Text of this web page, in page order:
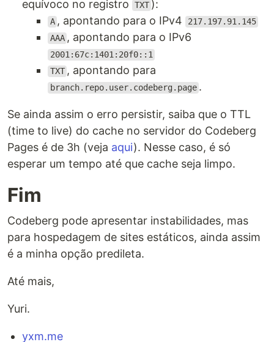
equívoco no registro
TXT ):
A , apontando para o IPv4 217.197.91.145
AAA , apontando para o IPv6
2001:67c:1401:20f0::1
TXT , apontando para
branch.repo.user.codeberg.page .
Se ainda assim o erro persistir, saiba que o TTL
(time to live) do cache no servidor do Codeberg
Pages é de 3h (veja aqui). Nesse caso, é só
esperar um tempo até que cache seja limpo.
Fim
Codeberg pode apresentar instabilidades, mas
para hospedagem de sites estáticos, ainda assim
é a minha opção predileta.
Até mais,
Yuri.
yxm.me